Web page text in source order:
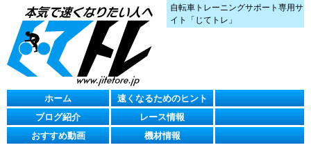
自転車トレーニングサポート専用サ
イト「じてトレ」
ホーム
速くなるためのヒント
ブログ紹介
レース情報
おすすめ動画
機材情報